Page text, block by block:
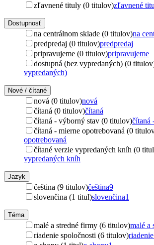
zľavnené tituly (0 titulov)zľavnené
Dostupnosť
na centrálnom sklade (0 titulov)na
predpredaj (0 titulov)predpredaj
pripravujeme (0 titulov)pripravujeme
dostupná (bez vypredaných) (0
vypredaných)
Nové / čítané
nová (0 titulov)nová
čítaná (0 titulov)čítaná
čítaná - výborný stav (0 titulov)čítaná
čítaná - mierne opotrebovaná (0
opotrebovaná
čítané verzie vypredaných kníh (0
vypredaných kníh
Jazyk
čeština (9 titulov)čeština9
slovenčina (1 titul)slovenčina1
Téma
malé a stredné firmy (6 titulov)malé a
riadenie spoločnosti (6 titulov)